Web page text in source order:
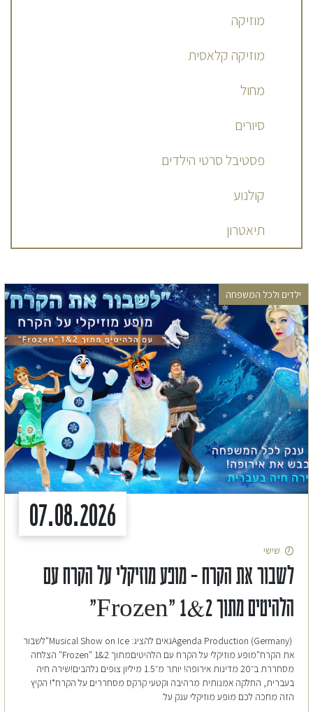
מוזיקה
מוזיקה קלאסית
מחול
סיורים
פסטיבל סרטי הילדים
קולנוע
תיאטרון
ילדים ולכל המשפחה
07.08.2026
שישי
לשבור את הקרח – מופע מוזיקלי על הקרח עם
הלהיטים מתוך 2&1 "Frozen"
(Agenda Production (Germanyגאים להציג: Musical Show on Ice"לשבור
את הקרח"מופע מוזיקלי על הקרח עם הלהיטיםמתוך 2&1 "Frozen" הצלחה
מסחררת ב־20 מדינות אירופה! יותר מ־1.5 מיליון צופים נלהבים!שירה חיה
בעברית, החלקה אמנותית מרהיבה וקטעי קרקס מסחררים על הקרח*! הקיץ
הזה מחכה לכם מופע מוזיקלי ענק על